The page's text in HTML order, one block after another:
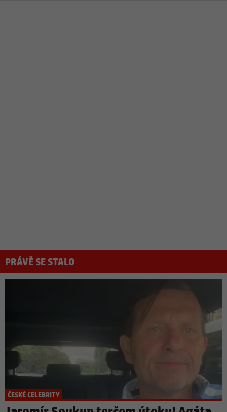
PRÁVĚ SE STALO
ČESKÉ CELEBRITY